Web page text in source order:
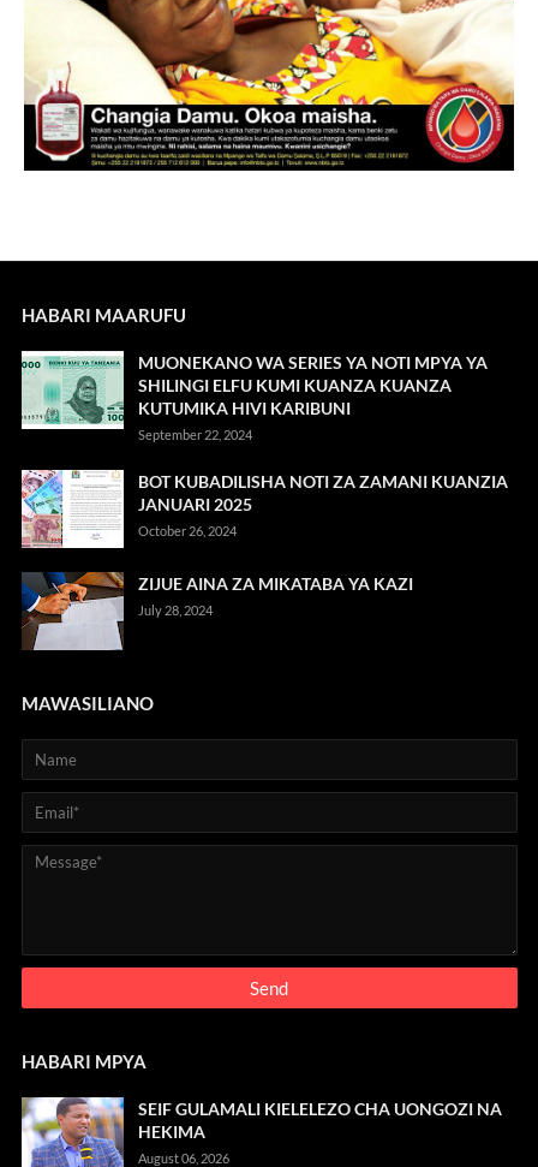
HABARI MAARUFU
MUONEKANO WA SERIES YA NOTI MPYA YA
SHILINGI ELFU KUMI KUANZA KUANZA
KUTUMIKA HIVI KARIBUNI
September 22, 2024
BOT KUBADILISHA NOTI ZA ZAMANI KUANZIA
JANUARI 2025
October 26, 2024
ZIJUE AINA ZA MIKATABA YA KAZI
July 28, 2024
MAWASILIANO
HABARI MPYA
SEIF GULAMALI KIELELEZO CHA UONGOZI NA
HEKIMA
August 06, 2026